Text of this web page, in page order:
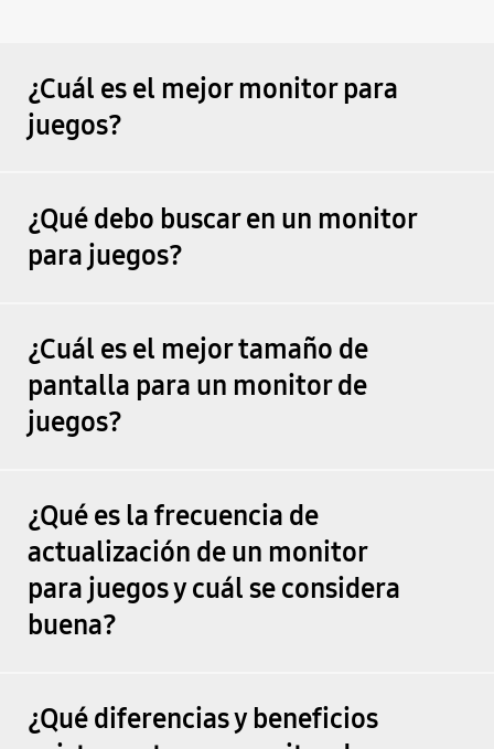
¿Cuál es el mejor monitor para
juegos?
¿Qué debo buscar en un monitor
para juegos?
¿Cuál es el mejor tamaño de
pantalla para un monitor de
juegos?
¿Qué es la frecuencia de
actualización de un monitor
para juegos y cuál se considera
buena?
¿Qué diferencias y beneficios